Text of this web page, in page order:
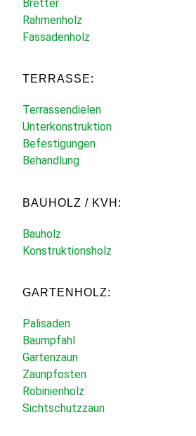
Bretter
Rahmenholz
Fassadenholz
TERRASSE:
Terrassendielen
Unterkonstruktion
Befestigungen
Behandlung
BAUHOLZ / KVH:
Bauholz
Konstruktionsholz
GARTENHOLZ:
Palisaden
Baumpfahl
Gartenzaun
Zaunpfosten
Robinienholz
Sichtschutzzaun